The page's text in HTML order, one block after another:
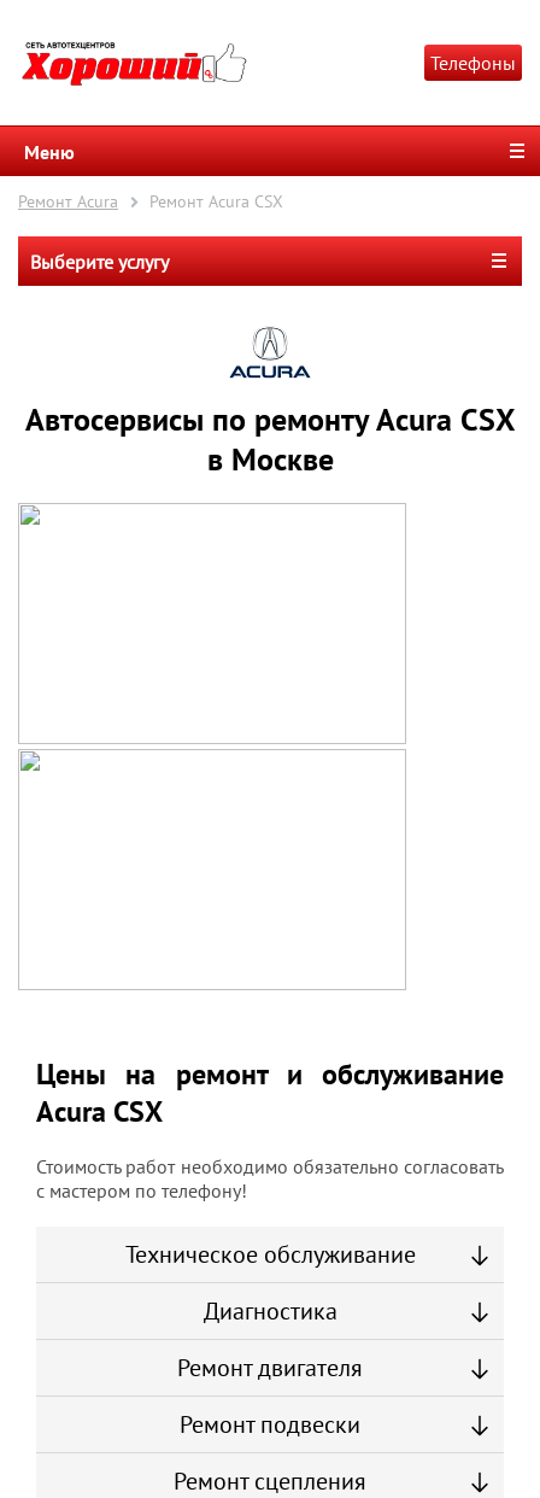
Телефоны
Меню
Ремонт Acura Ремонт Acura CSX
Выберите услугу
Автосервисы по ремонту Acura CSX
в Москве
Цены на ремонт и обслуживание
Acura CSX
Стоимость работ необходимо обязательно согласовать
с мастером по телефону!
Техническое обслуживание
Диагностика
Ремонт двигателя
Ремонт подвески
Ремонт сцепления